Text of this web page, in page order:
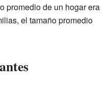
promedio de un hogar era
el tamaño promedio